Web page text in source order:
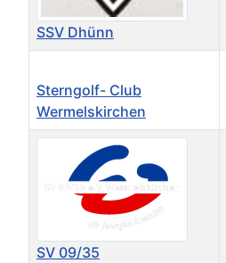
SSV Dhünn
Sterngolf- Club
Wermelskirchen
SV 09/35